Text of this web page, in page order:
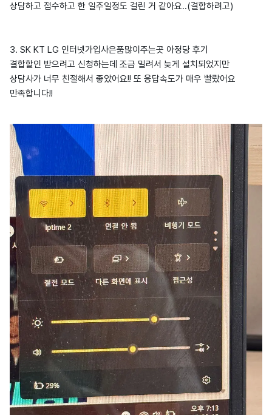
상담하고 접수하고 한 일주일정도 걸린 거 같아요..(결합하려고)
3. SK KT LG 인터넷가입사은품많이주는곳 아정당 후기
결합할인 받으려고 신청하는데 조금 밀려서 늦게 설치되었지만
상담사가 너무 친절해서 좋았어요!! 또 응답속도가 매우 빨랐어요
만족합니다!!